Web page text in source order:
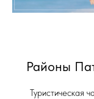
Районы
Туристическая